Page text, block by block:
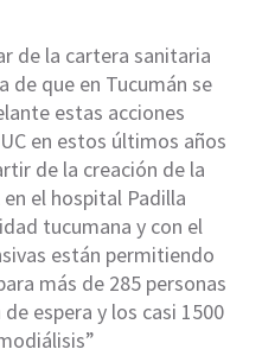
de la cartera sanitaria
de que en Tucumán se
estas acciones
en estos últimos años
de la creación de la
el hospital Padilla
tucumana y con el
están permitiendo
más de 285 personas
espera y los casi 1500